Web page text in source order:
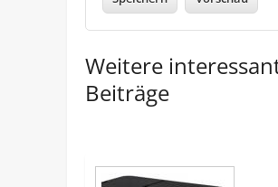
Weitere
Beiträge